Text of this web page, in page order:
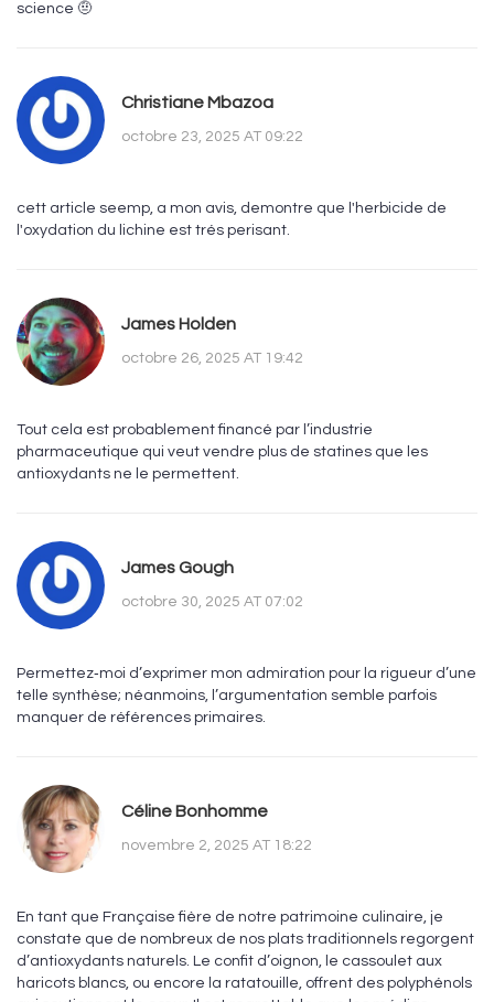
science 🤨
Christiane Mbazoa
octobre 23, 2025 AT 09:22
cett article seemp, a mon avis, demontre que l'herbicide de
l'oxydation du lichine est trés perisant.
James Holden
octobre 26, 2025 AT 19:42
Tout cela est probablement financé par l’industrie
pharmaceutique qui veut vendre plus de statines que les
antioxydants ne le permettent.
James Gough
octobre 30, 2025 AT 07:02
Permettez‑moi d’exprimer mon admiration pour la rigueur d’une
telle synthèse; néanmoins, l’argumentation semble parfois
manquer de références primaires.
Céline Bonhomme
novembre 2, 2025 AT 18:22
En tant que Française fière de notre patrimoine culinaire, je
constate que de nombreux de nos plats traditionnels regorgent
d’antioxydants naturels. Le confit d’oignon, le cassoulet aux
haricots blancs, ou encore la ratatouille, offrent des polyphénols